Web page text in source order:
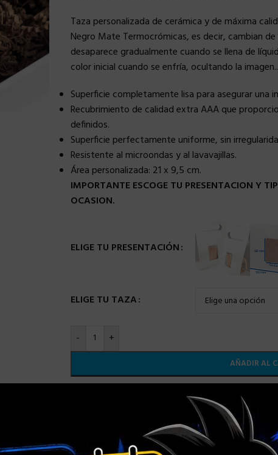
Taza personalizada de cerámica y de máxima
Negro Mate Termocrómicas, es decir, cambian
desaparece gradualmente cuando se llena de
color inicial cuando se enfría, ocultando la imagen..
Superficie completamente lisa para asegurar una
Recubrimiento de calidad extra AAA que
definidos.
Superficie perfectamente uniforme, sin
Resistente al microondas y al lavavajillas.
Área personalizada: 21 x 9,5 cm.
IMPORTANTE ESCOGE TU PRESENTACION Y
OCASION.
ELIGE TU PRESENTACIÓN
ELIGE TU TAZA
- +
AÑADIR AL
Añadir a la lista de deseos
Categorías:TAZA ONE PIECE,TAZAS